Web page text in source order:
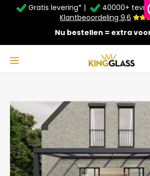
Service & Contact
Bezorging
Afhalen
Montage
Taal
Deutsch
Gratis levering* |
40000+
Klantbeoordeling 9,6
Nu bestellen = extra
Zomer Deals: Tot 20% kortingop
veranda's +€20extra
Veranda | Polycarbonaat | Antraciet | 6.06 x